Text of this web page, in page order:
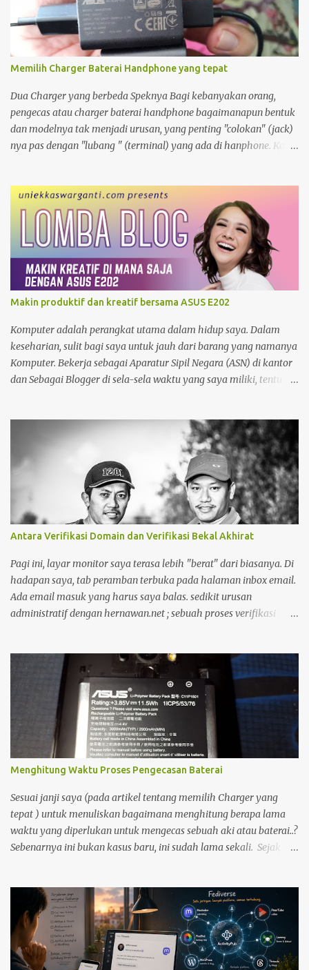
Memilih Charger Baterai Handphone yang tepat
Dua Charger yang berbeda Speknya Bagi kebanyakan orang,
pengecas atau charger baterai handphone bagaimanapun bentuk
dan modelnya tak menjadi urusan, yang penting "colokan" (jack)
nya pas dengan "lubang " (terminal) yang ada di hanphone. Kalau
dipakai kakak. Apalagi kalau ditengah perjalanan kehabisan
baterai, minjam charger di warung atau toko. nggak tahu
speknya asal maen colok-colokin.
Makin produktif dan kreatif bersama ASUS E202
Komputer adalah perangkat utama dalam hidup saya. Dalam
keseharian, sulit bagi saya untuk jauh dari barang yang namanya
Komputer. Bekerja sebagai Aparatur Sipil Negara (ASN) di kantor
dan Sebagai Blogger di sela-sela waktu yang saya miliki, tentu
komputer juga saya gunakan untuk mengolah foto dan
mempublishnya ke social media yang saya miliki, memindahkan
foto dari kamera DSLR maupun foto dari Zenfone ke harddisk
External, Cloud Storage maupun backup ke DVD. So, Komputer
benar-benar sudah menjadi bagian hidup saya. Namun demikian,
Komputer sangat sulit untuk dibawa kemana-mana. Dan perlu
diingat bahwa cadangan daya pada komputer ketika listrik
Oleh Karena itulah saya masih membutuhkan Notebook sebagai
penunjang produktifitas dan kreatifitas saya. Dengan adanya
notebook, maka saya bisa semakin prod...
Antara Verifikasi Domain dan Verifikasi Bekal Akhirat
Pagi ini, layar monitor saya terasa lebih "berat" dari biasanya. Di
hadapan saya, tab peramban terbuka pada halaman inbox email.
Ada email masuk yang harus saya balas. sedikit urusan
administratif dengan hernawan.net ; sebuah proses verifikasi
identitas dan rumah bagi pikiran-pikiran yang kita bagikan.
Moko dan Freddy Mungkin karena terlalu fokus, garis-garis di
kening saya tercetak jelas. Suasana ruangan yang tenang
membuat setiap ketukan jari di atas keyboard terdengar seperti
detak jam yang memburu waktu. Di tengah keseriusan itu, pintu
ruangan terbuka. Seorang kawan melangkah masuk, memecah
hening yang sedari tadi saya bangun.
Menghitung Waktu Proses Pengecasan Baterai
Sesuai janji saya (pada artikel tentang memilih Charger yang
tepat ) untuk menuliskan bagaimana menghitung berapa lama
waktu yang diperlukan untuk mengecas sebuah aki atau baterai..?
Sebenarnya ini bukan kasus baru, ini sudah lama sekali. Sejak
motor DC, banyak yang membuat pengecas sendiri. kami
sebelumnya menggunakan baterai berjenis carbon atau alkali.
Tetapi jika menggunakan betari carbon dan alkali biayanya akan
besar sekali untuk membeli Baterai tersebut. dengan baterai cas,
akan lebih mengirit keuangan. Selain itu, karena pengecas di